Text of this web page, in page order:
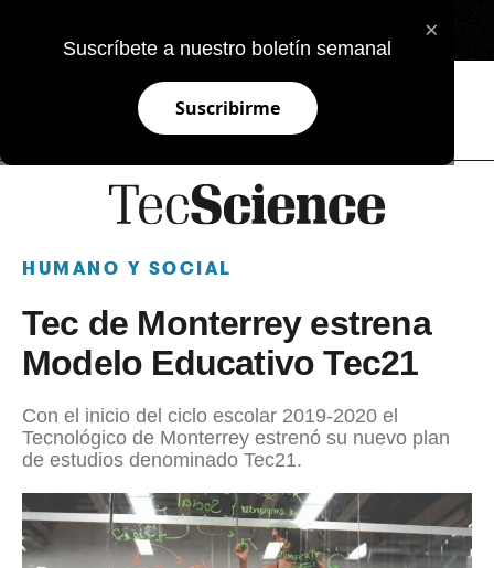
×
Suscríbete a nuestro boletín semanal
Suscribirme
HUMANO Y SOCIAL
Tec de Monterrey estrena
Modelo Educativo Tec21
Con el inicio del ciclo escolar 2019-2020 el
Tecnológico de Monterrey estrenó su nuevo plan
de estudios denominado Tec21.